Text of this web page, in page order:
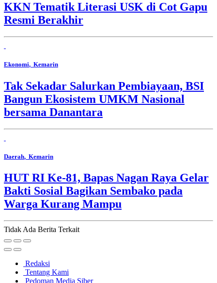
KKN Tematik Literasi USK di Cot Gapu
Resmi Berakhir
Ekonomi, Kemarin
Tak Sekadar Salurkan Pembiayaan, BSI
Bangun Ekosistem UMKM Nasional
bersama Danantara
Daerah, Kemarin
HUT RI Ke-81, Bapas Nagan Raya Gelar
Bakti Sosial Bagikan Sembako pada
Warga Kurang Mampu
Tidak Ada Berita Terkait
Redaksi
Tentang Kami
Pedoman Media Siber